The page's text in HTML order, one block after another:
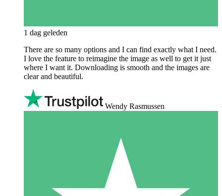
1 dag geleden
There are so many options and I can find exactly what I need.
I love the feature to reimagine the image as well to get it just
where I want it. Downloading is smooth and the images are
clear and beautiful.
Wendy Rasmussen